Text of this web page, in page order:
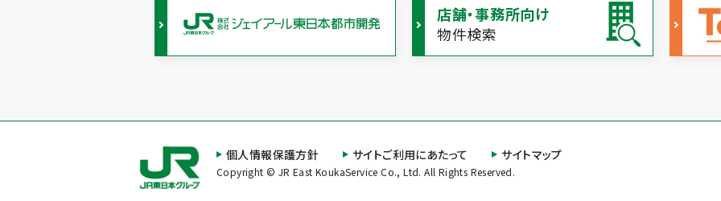
店舗・事務所向け
物件検索
個人情報保護方針 サイトご利用にあたって サイトマップ
Copyright © JR East KoukaService Co., Ltd. All Rights Reserved.